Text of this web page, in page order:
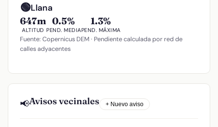
🟢Llana
647m
ALTITUD
0.5%
PEND. MEDIA
1.3%
PEND. MÁXIMA
Fuente: Copernicus DEM · Pendiente calculada por red de
calles adyacentes
📢Avisos vecinales + Nuevo aviso